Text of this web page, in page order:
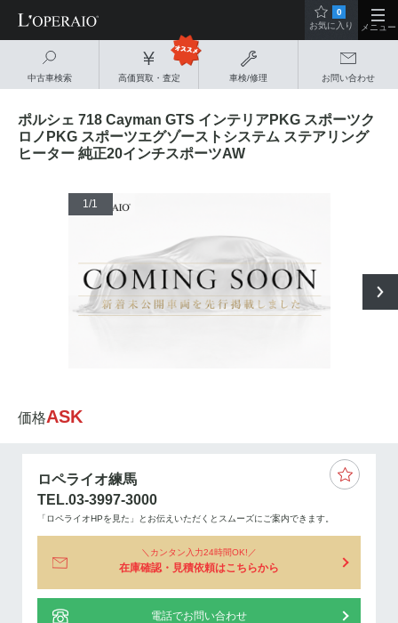
中古車検索 高価買取・査定 車検/修理 お問い合わせ
0
お気に入り
メニュー
ポルシェ 718 Cayman GTS インテリアPKG スポーツク
ロノPKG スポーツエグゾーストシステム ステアリング
ヒーター 純正20インチスポーツAW
1/1
価格ASK
ロペライオ練馬
TEL.03-3997-3000
「ロペライオHPを見た」とお伝えいただくとスムーズにご案内できます。
カンタン入力24時間OK!
在庫確認・見積依頼はこちらから
電話でお問い合わせ